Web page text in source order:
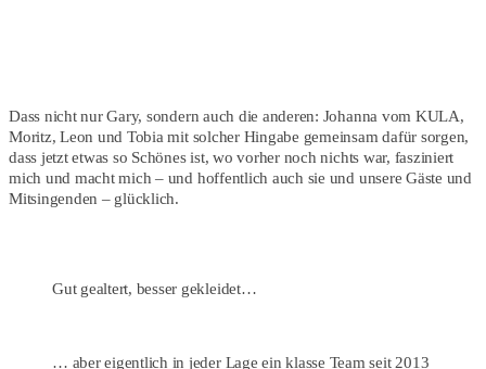
Dass nicht nur Gary, sondern auch die anderen: Johanna vom KULA,
Moritz, Leon und Tobia mit solcher Hingabe gemeinsam dafür sorgen,
dass jetzt etwas so Schönes ist, wo vorher noch nichts war, fasziniert
mich und macht mich – und hoffentlich auch sie und unsere Gäste und
Mitsingenden – glücklich.
Gut gealtert, besser gekleidet…
… aber eigentlich in jeder Lage ein klasse Team seit 2013